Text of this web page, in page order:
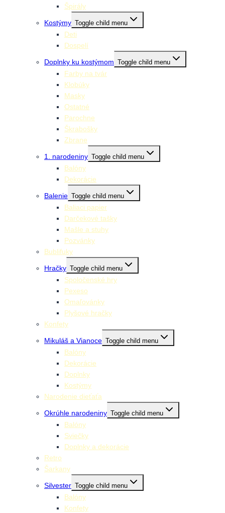
Špirály
Kostýmy Toggle child menu
Deti
Dospelí
Doplnky ku kostýmom Toggle child menu
Farby na tvár
Klobúky
Masky
Ostatné
Parochne
Škrabošky
Zbrane
1. narodeniny Toggle child menu
Balóny
Dekorácie
Balenie Toggle child menu
Baliaci papier
Darčekové tašky
Mašle a stuhy
Pozvánky
Bublifuky
Hračky Toggle child menu
Spoločenské hry
Pexeso
Omaľovánky
Plyšové hračky
Konfety
Mikuláš a Vianoce Toggle child menu
Balóny
Dekorácie
Doplnky
Kostýmy
Narodenie dieťaťa
Okrúhle narodeniny Toggle child menu
Balóny
Sviečky
Doplnky a dekorácie
Retro
Šarkany
Silvester Toggle child menu
Balóny
Konfety